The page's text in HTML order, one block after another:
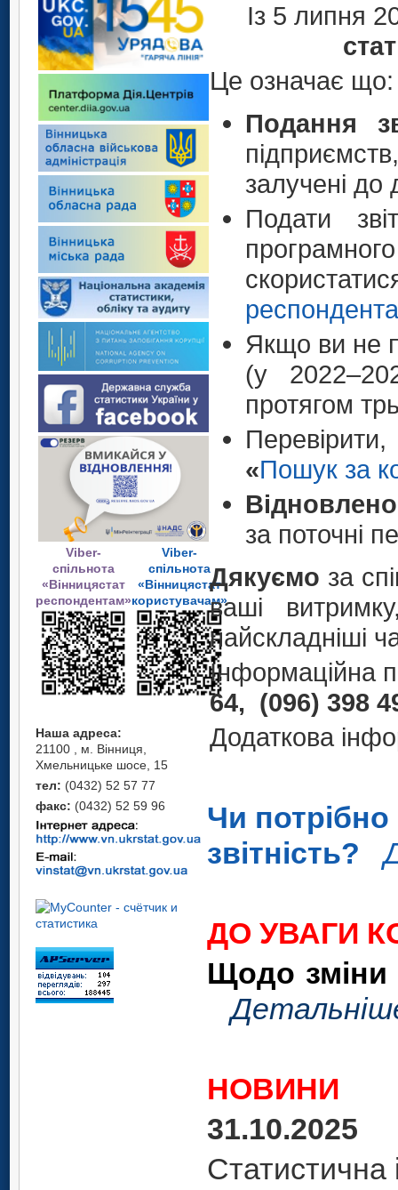
Viber-
спільнота
«Вінницястат
респондентам»
Viber-
спільнота
«Вінницястат
користувачам»
Наша адреса:
21100 , м. Вінниця,
Хмельницьке шосе, 15
тел: (0432) 52 57 77
факс: (0432) 52 59 96
Із 5 липня
Це означає що:
Подання
залучені до
Подати
респондента
Якщо ви не
(у
протягом
«Пошук за
за поточні
Дякуємо за
ваші
найскладніші
Інформаційна
64, (096) 398
Додаткова
Чи
звітність?
ДО УВАГИ
Щодо зміни
НОВИНИ
31.10.2025
Статистична